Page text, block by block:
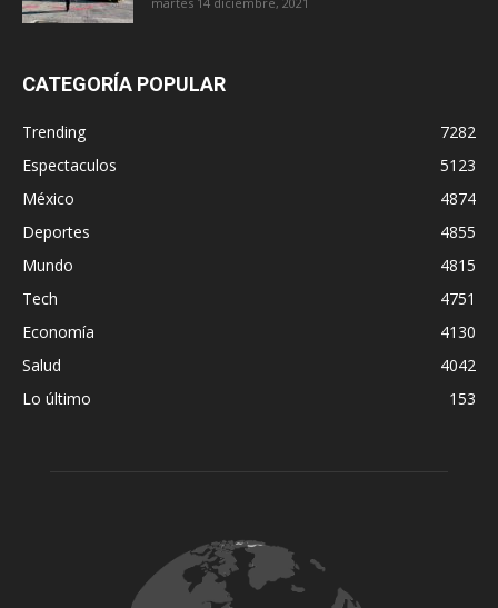
CATEGORÍA POPULAR
Trending
7282
Espectaculos
5123
México
4874
Deportes
4855
Mundo
4815
Tech
4751
Economía
4130
Salud
4042
Lo último
153